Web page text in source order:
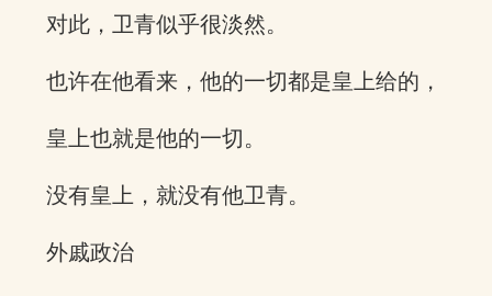
对此，卫青似乎很淡然。
也许在他看来，他的一切都是皇上给的，
皇上也就是他的一切。
没有皇上，就没有他卫青。
外戚政治